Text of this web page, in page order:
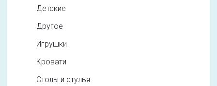
Детские
Другое
Игрушки
Кровати
Столы и стулья